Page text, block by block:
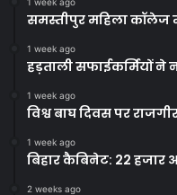
समस्तीपुर महिला कॉलेज
1 week ago
हड़ताली सफाईकर्मियों ने
1 week ago
विश्व बाघ दिवस पर
1 week ago
बिहार कैबिनेट: 22 हजार
2 weeks ago